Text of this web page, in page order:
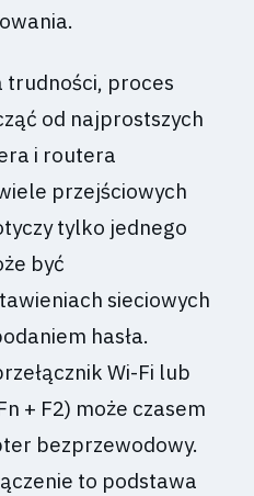
proces
od najprostszych
i routera
przejściowych
tylko jednego
być
sieciowych
hasła.
Wi-Fi lub
+ F2) może czasem
bezprzewodowy.
to podstawa